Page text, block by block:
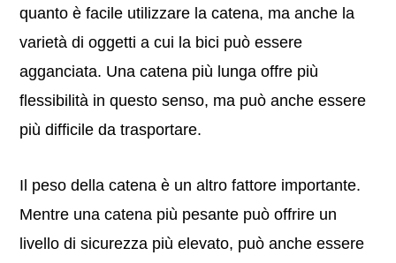
quanto è facile utilizzare la catena, ma anche la
varietà di oggetti a cui la bici può essere
agganciata. Una catena più lunga offre più
flessibilità in questo senso, ma può anche essere
più difficile da trasportare.
Il peso della catena è un altro fattore importante.
Mentre una catena più pesante può offrire un
livello di sicurezza più elevato, può anche essere